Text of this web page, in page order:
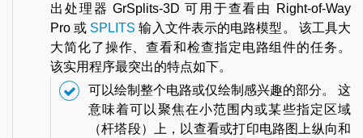
出处理器 GrSplits-3D 可用于查看由 Right-of-Way
Pro 或 SPLITS 输入文件表示的电路模型。 该工具大
大简化了操作、查看和检查指定电路组件的任务。
该实用程序最突出的特点如下。
可以绘制整个电路或仅绘制感兴趣的部分。 这
意味着可以聚焦在小范围内或某些指定区域
（杆塔段）上，以查看或打印电路图上纵向和